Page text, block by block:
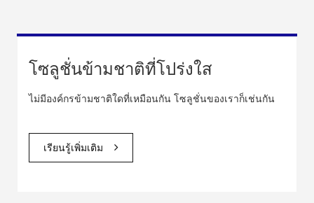
โซลูชั่นข้ามชาติที่โปร่งใส
ไม่มีองค์กรข้ามชาติใดที่เหมือนกัน โซลูชั่นของเราก็เช่นกัน
เรียนรู้เพิ่มเติม